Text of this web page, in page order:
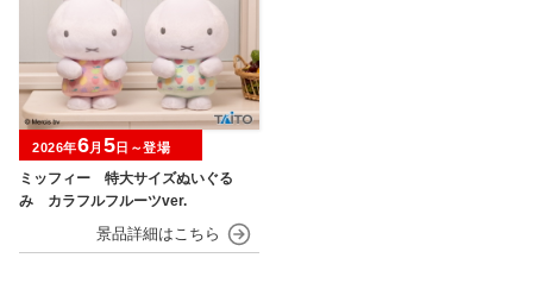
ミッフィー 特大サイズぬいぐる
み カラフルフルーツver.
2026年6月 5日～登場